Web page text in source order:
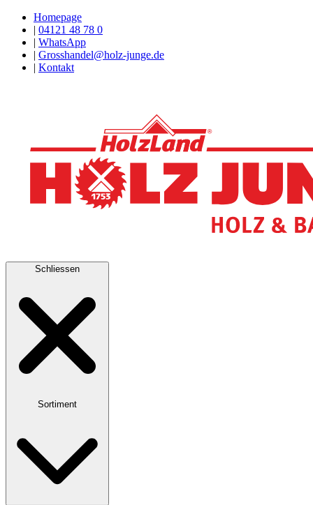
Homepage
| 04121 48 78 0
| WhatsApp
| Grosshandel@holz-junge.de
| Kontakt
Schliessen
Sortiment